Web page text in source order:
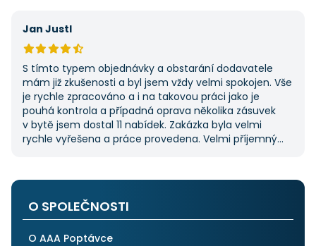
Jan Justl
S tímto typem objednávky a obstarání dodavatele
mám již zkušenosti a byl jsem vždy velmi spokojen. Vše
je rychle zpracováno a i na takovou práci jako je
pouhá kontrola a případná oprava několika zásuvek
v bytě jsem dostal 11 nabídek. Zakázka byla velmi
rychle vyřešena a práce provedena. Velmi příjemný
po všech stránkách plně spolehnout.
O SPOLEČNOSTI
O AAA Poptávce